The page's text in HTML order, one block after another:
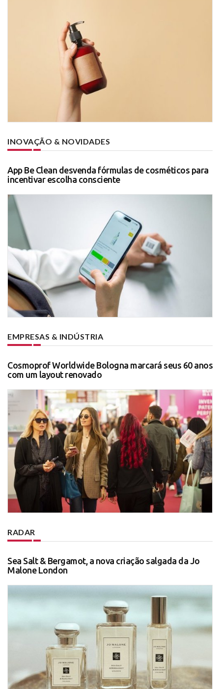
INOVAÇÃO & NOVIDADES
App Be Clean desvenda fórmulas de cosméticos para
incentivar escolha consciente
EMPRESAS & INDÚSTRIA
Cosmoprof Worldwide Bologna marcará seus 60 anos
com um layout renovado
RADAR
Sea Salt & Bergamot, a nova criação salgada da Jo
Malone London